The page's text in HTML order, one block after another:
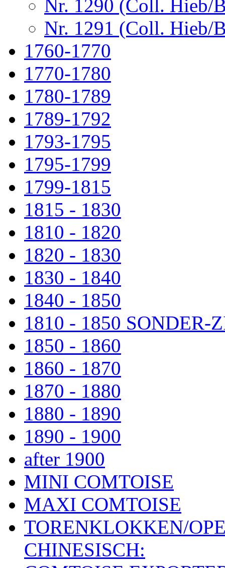
Nr. 1290 (Coll. Hieb/
Nr. 1291 (Coll. Hieb/
1760-1770
1770-1780
1780-1789
1789-1792
1793-1795
1795-1799
1799-1815
1815 - 1830
1810 - 1820
1820 - 1830
1830 - 1840
1840 - 1850
1810 - 1850 SONDER-
1850 - 1860
1860 - 1870
1870 - 1880
1880 - 1890
1890 - 1900
after 1900
MINI COMTOISE
MAXI COMTOISE
TORENKLOKKEN/
CHINESISCH: